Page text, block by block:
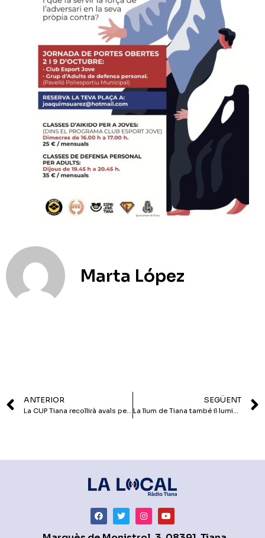
Marta López
ANTERIOR
La CUP Tiana recollirà avals per la candidatura a les generals
SEGÜENT
La llum de Tiana també il·lumina Montserrat